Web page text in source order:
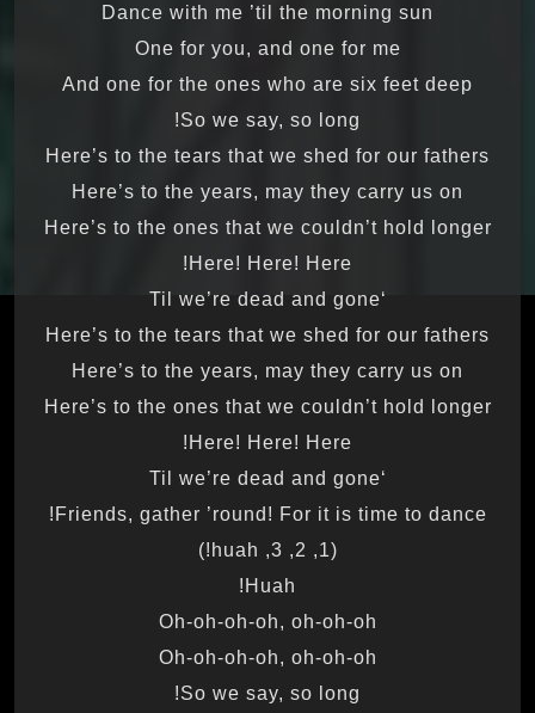
Dance with me ’til the morning sun
One for you, and one for me
And one for the ones who are six feet deep
So we say, so long!
Here’s to the tears that we shed for our fathers
Here’s to the years, may they carry us on
Here’s to the ones that we couldn’t hold longer
Here! Here! Here!
‘Til we’re dead and gone
Here’s to the tears that we shed for our fathers
Here’s to the years, may they carry us on
Here’s to the ones that we couldn’t hold longer
Here! Here! Here!
‘Til we’re dead and gone
Friends, gather ’round! For it is time to dance!
(1, 2, 3, huah!)
Huah!
Oh-oh-oh-oh, oh-oh-oh
Oh-oh-oh-oh, oh-oh-oh
So we say, so long!